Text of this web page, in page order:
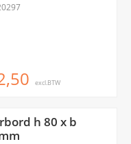
excl.BTW
h 80 x b